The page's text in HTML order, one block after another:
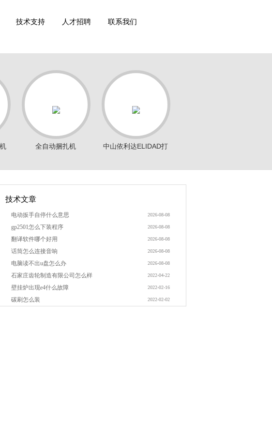
技术支持 人才招聘 联系我们
全自动捆扎机
中山依利达ELIDAD打
技术文章
电动扳手自停什么意思 2026-08-08
gp2501怎么下装程序 2026-08-08
翻译软件哪个好用 2026-08-08
话筒怎么连接音响 2026-08-08
电脑读不出u盘怎么办 2026-08-08
石家庄齿轮制造有限公司怎么样 2022-04-22
壁挂炉出现e4什么故障 2022-02-16
碳刷怎么装 2022-02-02